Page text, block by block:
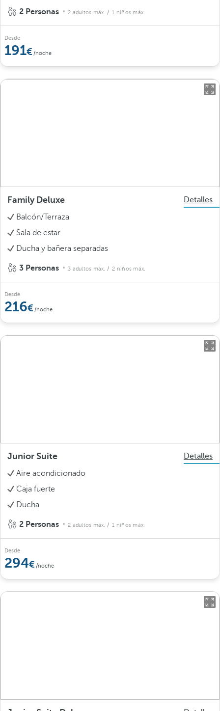
2 Personas 2 adultos máx. / 1 niños máx.
Desde
191 /noche
Family Deluxe
Detalles
Balcón/Terraza
Sala de estar
Ducha y bañera separadas
3 Personas 3 adultos máx. / 2 niños máx.
Desde
216 /noche
Junior Suite
Detalles
Aire acondicionado
Caja fuerte
Ducha
2 Personas 2 adultos máx. / 1 niños máx.
Desde
294 /noche